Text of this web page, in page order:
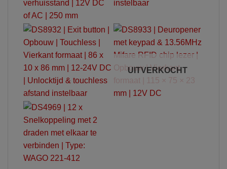
UITVERKOCHT